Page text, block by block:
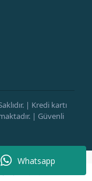
Whatsapp
| Kredi kartı
| Güvenli